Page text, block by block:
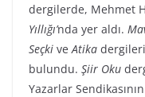
dergilerde, Mehmet H.
Yıllığı’nda yer aldı.
Seçki ve Atika
bulundu. Şiir Oku
Yazarlar